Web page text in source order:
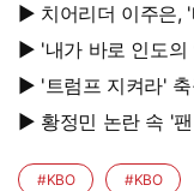
강탈'
▶ 치어리더 이주은, '삐끼삐끼' 잇는 골반 댄스…섹시미 치사
량
▶ '내가 바로 인도의 안세영!' 그런데 한국인 지도자가 키운
다
▶ '트럼프 지켜라' 축구장 지붕에 저격수 있었다…월드컵 결
승전 비화
▶ 황정민 논란 속 '팬 증언' 등장…“임신 축하 전화·남편과 식
사도”
#KBO #KBO